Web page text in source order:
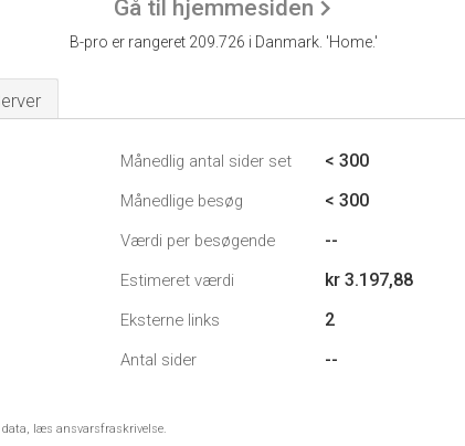
Gå til hjemmesiden
B-pro er rangeret 209.726 i Danmark. 'Home.'
Månedlig antal sider set < 300
Månedlige besøg < 300
Værdi per besøgende --
Estimeret værdi kr 3.197,88
Eksterne links 2
Antal sider --
data, læs ansvarsfraskrivelse.